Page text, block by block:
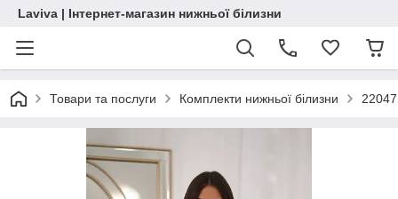
Laviva | Інтернет-магазин нижньої білизни
Товари та послуги Комплекти нижньої білизни